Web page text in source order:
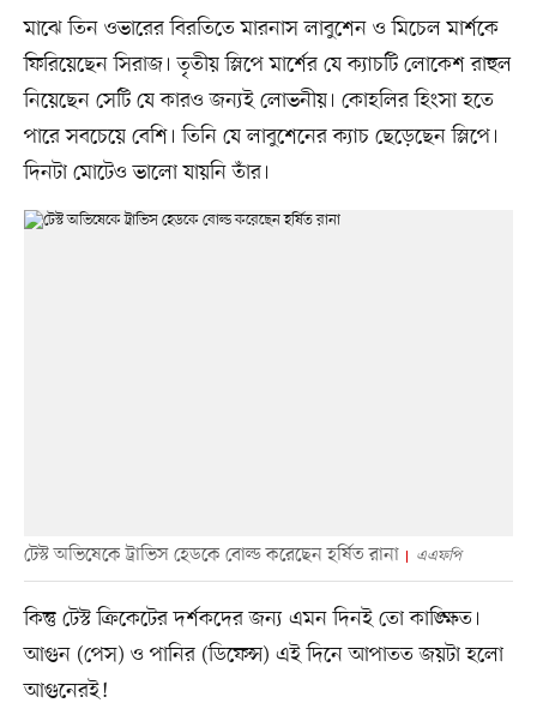
মাঝে তিন ওভারের বিরতিতে মারনাস লাবুশেন ও মিচেল মার্শকে
ফিরিয়েছেন সিরাজ। তৃতীয় স্লিপে মার্শের যে ক্যাচটি লোকেশ রাহুল
নিয়েছেন সেটি যে কারও জন্যই লোভনীয়। কোহলির হিংসা হতে
পারে সবচেয়ে বেশি। তিনি যে লাবুশেনের ক্যাচ ছেড়েছেন স্লিপে।
দিনটা মোটেও ভালো যায়নি তাঁর।
টেস্ট অভিষেকে ট্রাভিস হেডকে বোল্ড করেছেন হর্ষিত রানা এএফপি
কিন্তু টেস্ট ক্রিকেটের দর্শকদের জন্য এমন দিনই তো কাঙ্ক্ষিত।
আগুন (পেস) ও পানির (ডিফেন্স) এই দিনে আপাতত জয়টা হলো
আগুনেরই!